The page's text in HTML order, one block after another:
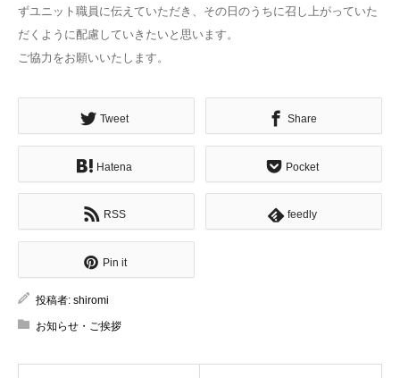
ずユニット職員に伝えていただき、その日のうちに召し上がっていた
だくように配慮していきたいと思います。
ご協力をお願いいたします。
Tweet Share
Hatena Pocket
RSS feedly
Pin it
投稿者: shiromi
お知らせ・ご挨拶